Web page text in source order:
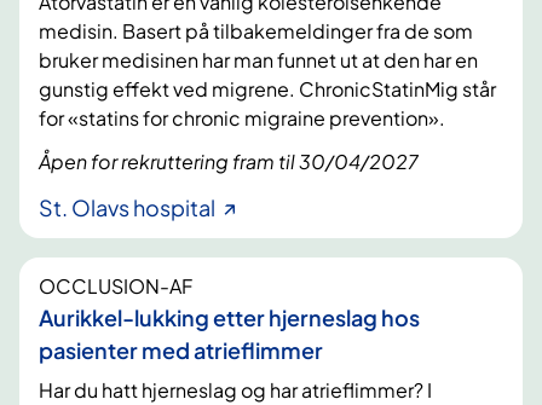
medisin. Basert på tilbakemeldinger fra de som
bruker medisinen har man funnet ut at den har en
gunstig effekt ved migrene. ChronicStatinMig står
for «statins for chronic migraine prevention».
Åpen for rekruttering fram til 30/04/2027
St. Olavs hospital
OCCLUSION-AF
Aurikkel-lukking etter hjerneslag hos
pasienter med atrieflimmer
Har du hatt hjerneslag og har atrieflimmer? I